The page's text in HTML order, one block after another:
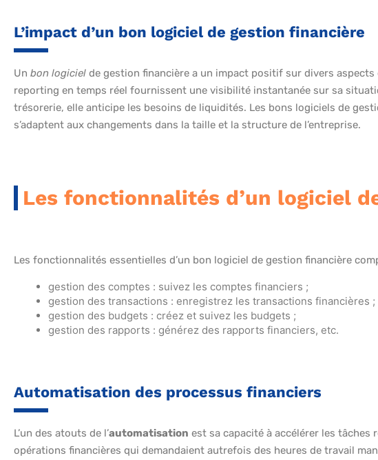
L’impact d’un bon logiciel de gestion financière
Un bon logiciel de gestion financière a un impact positif sur divers
reporting en temps réel fournissent une visibilité instantanée sur sa
trésorerie, elle anticipe les besoins de liquidités. Les bons logiciels de
s’adaptent aux changements dans la taille et la structure de l’entreprise.
Les fonctionnalités d’un logiciel
Les fonctionnalités essentielles d’un bon logiciel de gestion financière
gestion des comptes : suivez les comptes financiers ;
gestion des transactions : enregistrez les transactions financières ;
gestion des budgets : créez et suivez les budgets ;
gestion des rapports : générez des rapports financiers, etc.
Automatisation des processus financiers
L’un des atouts de l’automatisation est sa capacité à accélérer les tâches
opérations financières qui demandaient autrefois des heures de travail